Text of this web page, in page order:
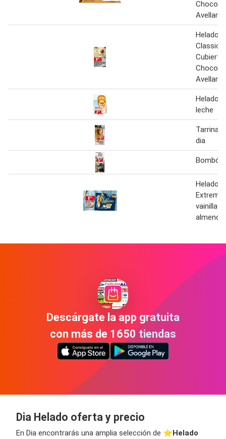
Avellana
Helado
Classic
Cubierto
Avellana
Helado
leche
Tarrina
dia
Bombón
Helado
Extreme
vainilla
Descárgate la app gratuita
con más de 1650 tiendas
Dia Helado oferta y precio
En Dia encontrarás una amplia selección de ⭐️Helado